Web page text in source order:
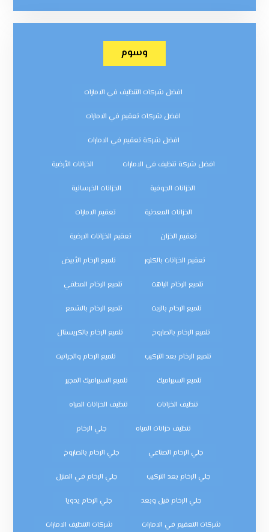
وسوم
افضل شركات التنظيف في الامارات
افضل شركات تعقيم في الامارات
افضل شركة تعقيم في الامارات
افضل شركة تنظيف في الامارات الخزانات الأرضية
الخزانات الجوفية الخزانات الخرسانية
الخزانات المعدنية تعقيم الامارات
تعقيم الخزان تعقيم الخزانات الارضية
تعقيم الخزانات بالكلور تلميع الرخام الأبيض
تلميع الرخام الباهت تلميع الرخام المطفي
تلميع الرخام بالزيت تلميع الرخام بالشمع
تلميع الرخام بالصاروخ تلميع الرخام بالكريستال
تلميع الرخام بعد التركيب تلميع الرخام والجرانيت
تلميع السيراميك تلميع السيراميك المجير
تنظيف الخزانات تنظيف الخزانات المياه
تنظيف خزانات المياه جلي الرخام
جلي الرخام الصناعي جلي الرخام بالصاروخ
جلي الرخام بعد التركيب جلي الرخام في المنزل
جلي الرخام قبل وبعد جلي الرخام يدويا
شركات التعقيم في الامارات شركات التنظيف الامارات